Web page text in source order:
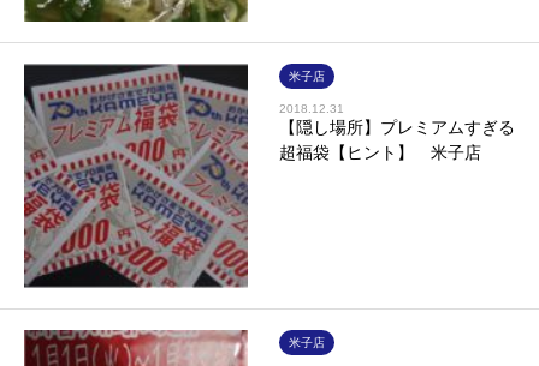
米子店
2018.12.31
【隠し場所】プレミアムすぎる
超福袋【ヒント】 米子店
米子店